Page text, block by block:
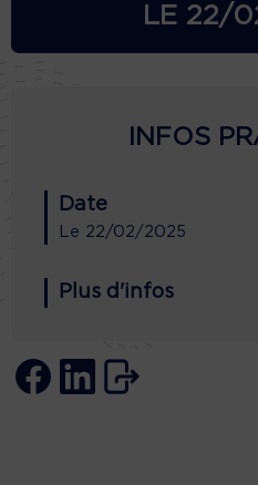
LE 22/
INFOS
Date
Le 22/02/2025
Plus d'infos